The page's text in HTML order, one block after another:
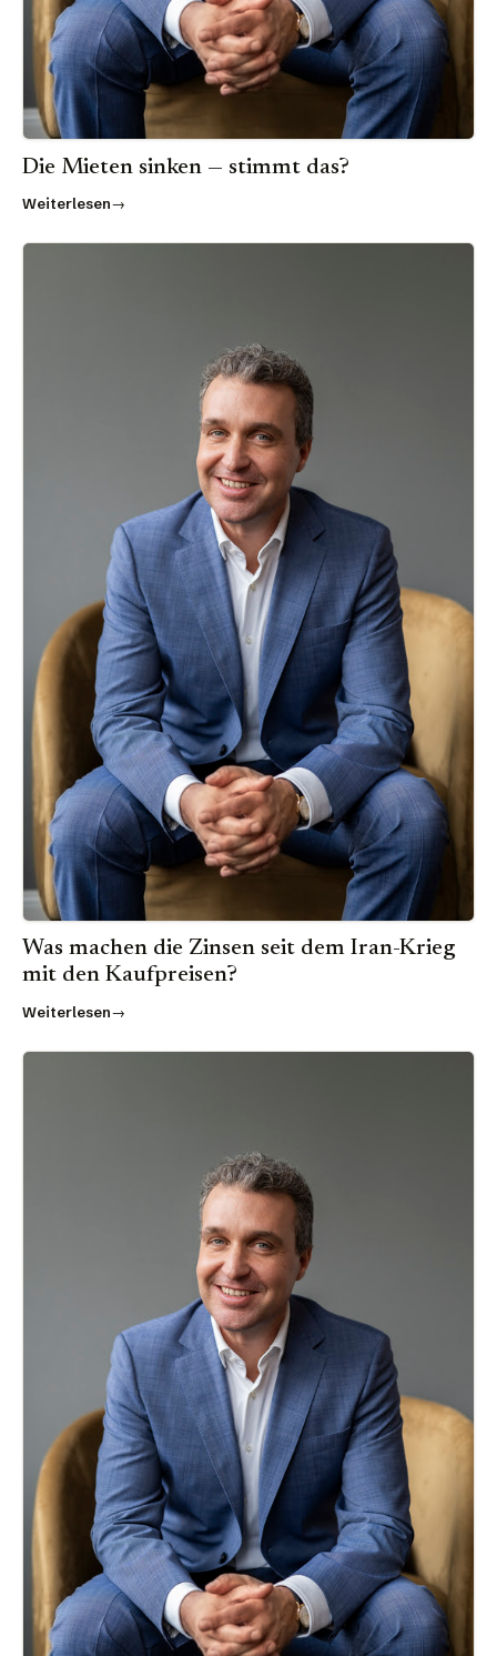
Die Mieten sinken — stimmt das?
Weiterlesen
Was machen die Zinsen seit dem Iran-Krieg
mit den Kaufpreisen?
Weiterlesen